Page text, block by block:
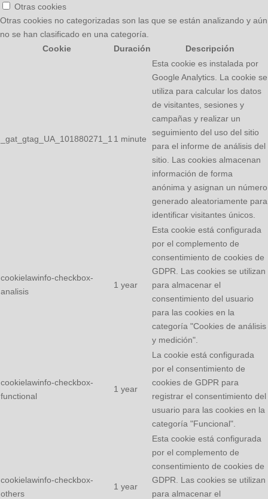
Otras cookies
Otras cookies no categorizadas son las que se están analizando y aún
no se han clasificado en una categoría.
Cookie
Duración Descripción
_gat_gtag_UA_101880271_1 1 minute
Esta cookie es instalada por
Google Analytics. La cookie se
utiliza para calcular los datos
de visitantes, sesiones y
campañas y realizar un
seguimiento del uso del sitio
para el informe de análisis del
sitio. Las cookies almacenan
información de forma
anónima y asignan un número
generado aleatoriamente para
identificar visitantes únicos.
cookielawinfo-checkbox-
analisis
1 year
Esta cookie está configurada
por el complemento de
consentimiento de cookies de
GDPR. Las cookies se utilizan
para almacenar el
consentimiento del usuario
para las cookies en la
categoría "Cookies de análisis
y medición".
cookielawinfo-checkbox-
functional
1 year
La cookie está configurada
por el consentimiento de
cookies de GDPR para
registrar el consentimiento del
usuario para las cookies en la
categoría "Funcional".
cookielawinfo-checkbox-
others
1 year
Esta cookie está configurada
por el complemento de
consentimiento de cookies de
GDPR. Las cookies se utilizan
para almacenar el